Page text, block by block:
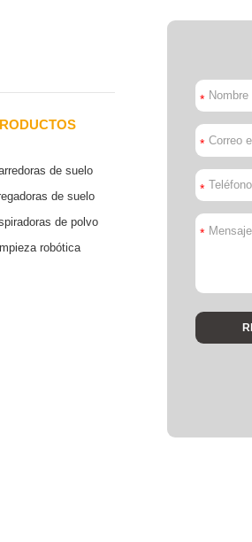
de suelo
de suelo
de polvo
robótica
*
*
*
*